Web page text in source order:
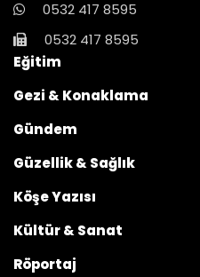
0532 417 8595
0532 417 8595
Eğitim
Gezi & Konaklama
Gündem
Güzellik & Sağlık
Köşe Yazısı
Kültür & Sanat
Röportaj